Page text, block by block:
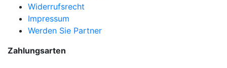
Widerrufsrecht
Impressum
Werden Sie Partner
Zahlungsarten